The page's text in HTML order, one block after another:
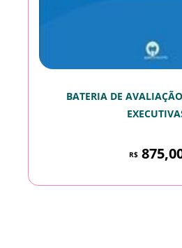
BATERIA DE
R$